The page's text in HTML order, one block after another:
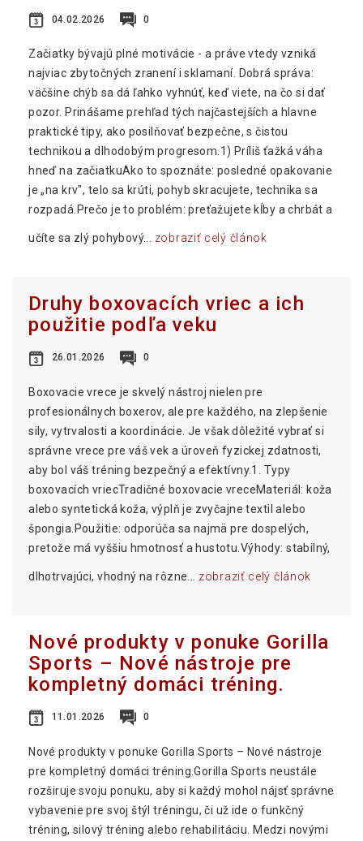
04.02.2026 0
Začiatky bývajú plné motivácie - a práve vtedy vzniká
najviac zbytočných zranení i sklamaní. Dobrá správa:
väčšine chýb sa dá ľahko vyhnúť, keď viete, na čo si dať
pozor. Prinášame prehľad tých najčastejších a hlavne
praktické tipy, ako posilňovať bezpečne, s čistou
technikou a dlhodobým progresom.1) Príliš ťažká váha
hneď na začiatkuAko to spoznáte: posledné opakovanie
je „na krv", telo sa krúti, pohyb skracujete, technika sa
rozpadá.Prečo je to problém: preťažujete kĺby a chrbát a
učíte sa zlý pohybový... zobraziť celý článok
Druhy boxovacích vriec a ich
použitie podľa veku
26.01.2026 0
Boxovacie vrece je skvelý nástroj nielen pre
profesionálnych boxerov, ale pre každého, na zlepšenie
sily, vytrvalosti a koordinácie. Je však dôležité vybrať si
správne vrece pre váš vek a úroveň fyzickej zdatnosti,
aby bol váš tréning bezpečný a efektívny.1. Typy
boxovacích vriecTradičné boxovacie vreceMateriál: koža
alebo syntetická koža, výplň je zvyčajne textil alebo
špongia.Použitie: odporúča sa najmä pre dospelých,
pretože má vyššiu hmotnosť a hustotu.Výhody: stabilný,
dlhotrvajúci, vhodný na rôzne... zobraziť celý článok
Nové produkty v ponuke Gorilla
Sports – Nové nástroje pre
kompletný domáci tréning.
11.01.2026 0
Nové produkty v ponuke Gorilla Sports – Nové nástroje
pre kompletný domáci tréning.Gorilla Sports neustále
rozširuje svoju ponuku, aby si každý mohol nájsť správne
vybavenie pre svoj štýl tréningu, či už ide o funkčný
tréning, silový tréning alebo rehabilitáciu. Medzi novými